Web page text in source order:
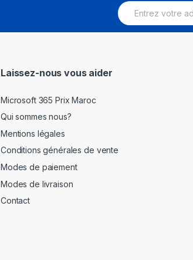
E
m
Laissez-nous vous aider
Microsoft 365 Prix Maroc
Qui sommes nous?
Mentions légales
Conditions générales de vente
Modes de paiement
Modes de livraison
Contact